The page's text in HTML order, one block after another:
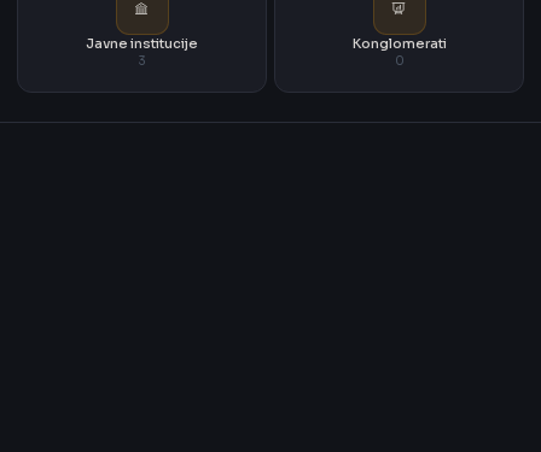
Javne institucije
3
Konglomerati
0